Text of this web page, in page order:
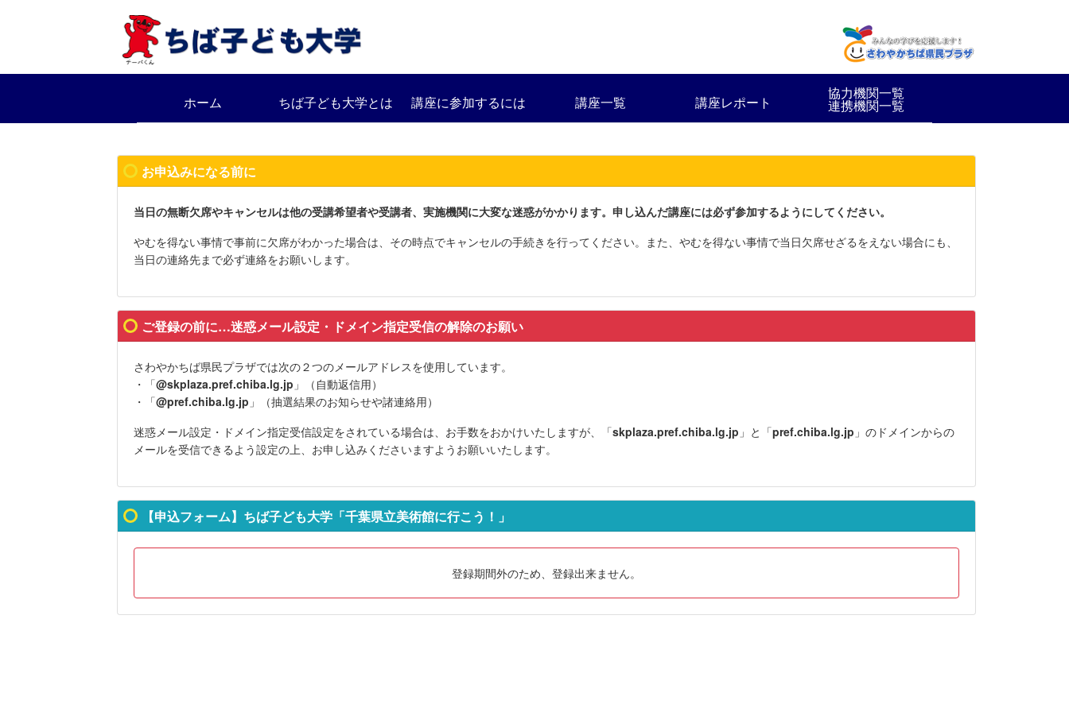
ホーム ちば子ども大学とは 講座に参加するには 講座一覧 講座レポート
協力機関一覧
連携機関一覧
お申込みになる前に
当日の無断欠席やキャンセルは他の受講希望者や受講者、実施機関に大変な迷惑がかかります。申し込んだ講座には必ず参加するようにしてください。
やむを得ない事情で事前に欠席がわかった場合は、その時点でキャンセルの手続きを行ってください。また、やむを得ない事情で当日欠席せざるをえない場合にも、
当日の連絡先まで必ず連絡をお願いします。
ご登録の前に…迷惑メール設定・ドメイン指定受信の解除のお願い
さわやかちば県民プラザでは次の２つのメールアドレスを使用しています。
・「@skplaza.pref.chiba.lg.jp 」（ 自動返信用）
・「@pref.chiba.lg.jp 」（抽選結果のお知らせや諸連絡用）
迷惑メール設定・ドメイン指定受信設定をされている場合は、お手数をおかけいたしますが、「skplaza.pref.chiba.lg.jp 」と「pref.chiba.lg.jp 」のドメインからの
メールを受信できるよう設定の上、お申し込みくださいますようお願いいたします。
【申込フォーム】ちば子ども大学「千葉県立美術館に行こう！」
登録期間外のため、登録出来ません。